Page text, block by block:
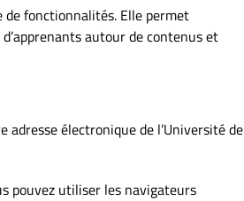
de fonctionnalités. Elle permet
d’apprenants autour de contenus et
adresse électronique de l’Université de
pouvez utiliser les navigateurs